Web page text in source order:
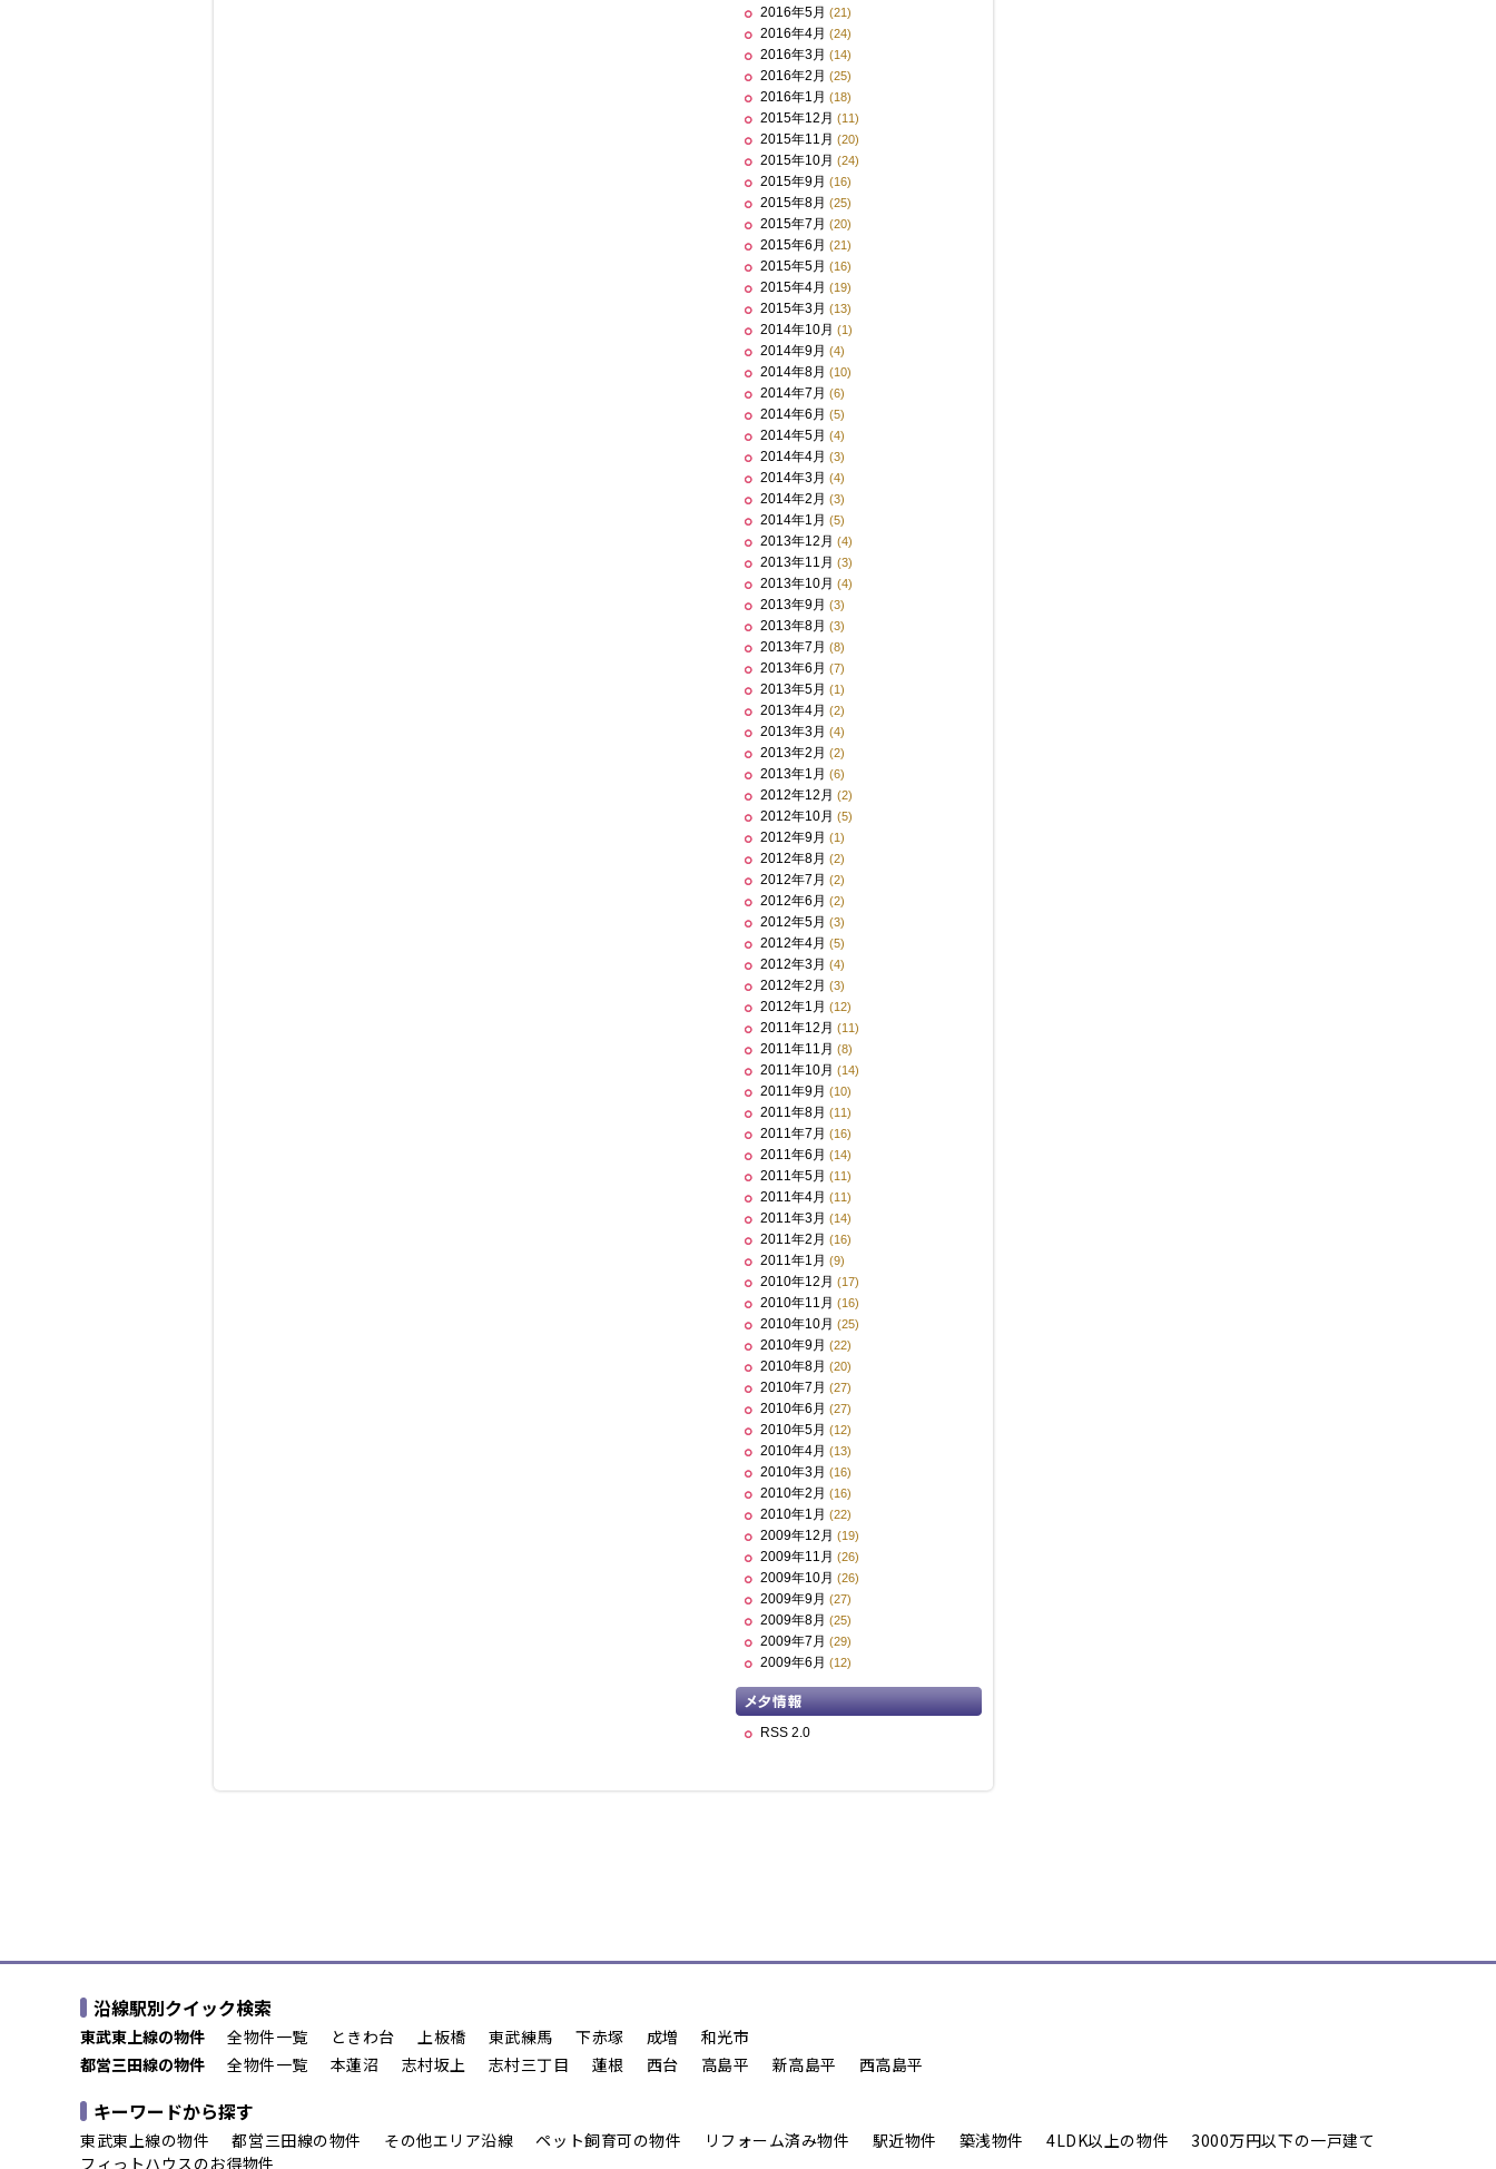
2016年5月 (21)
2016年4月 (24)
2016年3月 (14)
2016年2月 (25)
2016年1月 (18)
2015年12月 (11)
2015年11月 (20)
2015年10月 (24)
2015年9月 (16)
2015年8月 (25)
2015年7月 (20)
2015年6月 (21)
2015年5月 (16)
2015年4月 (19)
2015年3月 (13)
2014年10月 (1)
2014年9月 (4)
2014年8月 (10)
2014年7月 (6)
2014年6月 (5)
2014年5月 (4)
2014年4月 (3)
2014年3月 (4)
2014年2月 (3)
2014年1月 (5)
2013年12月 (4)
2013年11月 (3)
2013年10月 (4)
2013年9月 (3)
2013年8月 (3)
2013年7月 (8)
2013年6月 (7)
2013年5月 (1)
2013年4月 (2)
2013年3月 (4)
2013年2月 (2)
2013年1月 (6)
2012年12月 (2)
2012年10月 (5)
2012年9月 (1)
2012年8月 (2)
2012年7月 (2)
2012年6月 (2)
2012年5月 (3)
2012年4月 (5)
2012年3月 (4)
2012年2月 (3)
2012年1月 (12)
2011年12月 (11)
2011年11月 (8)
2011年10月 (14)
2011年9月 (10)
2011年8月 (11)
2011年7月 (16)
2011年6月 (14)
2011年5月 (11)
2011年4月 (11)
2011年3月 (14)
2011年2月 (16)
2011年1月 (9)
2010年12月 (17)
2010年11月 (16)
2010年10月 (25)
2010年9月 (22)
2010年8月 (20)
2010年7月 (27)
2010年6月 (27)
2010年5月 (12)
2010年4月 (13)
2010年3月 (16)
2010年2月 (16)
2010年1月 (22)
2009年12月 (19)
2009年11月 (26)
2009年10月 (26)
2009年9月 (27)
2009年8月 (25)
2009年7月 (29)
2009年6月 (12)
RSS 2.0
沿線駅別クイック検索
東武東上線の物件 全物件一覧 ときわ台 上板橋 東武練馬 下赤塚 成増
和光市
都営三田線の物件
全物件一覧 本蓮沼 志村坂上 志村三丁目 蓮根 西台 高島平 新高島平 西高島平
キーワードから探す
東武東上線の物件 都営三田線の物件 その他エリア沿線 ペット飼育可の物件 リフォーム済み物件 駅近物件 築浅物件 4LDK以上の物件
3000万円以下の一戸建て
フィっトハウスのお得物件